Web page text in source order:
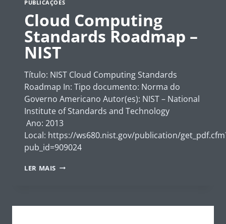
PUBLICAÇÕES
Cloud Computing
Standards Roadmap –
NIST
Título: NIST Cloud Computing Standards
Roadmap In: Tipo documento: Norma do
Governo Americano Autor(es): NIST – National
Institute of Standards and Technology
Ano: 2013
Local: https://ws680.nist.gov/publication/
pub_id=909024
LER MAIS CLOUD
–